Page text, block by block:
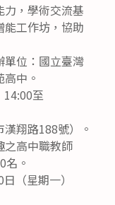
力，學術交流基
工作坊，協助
單位：國立臺灣
中。
14:00至
翔路188號）。
之高中職教師
名。
（星期一）